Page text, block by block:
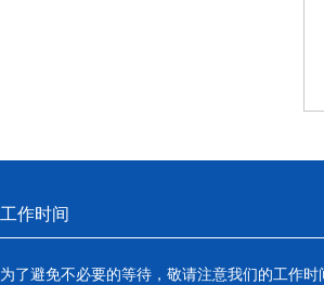
工作时间
为了避免不必要的等待，敬请注意我们的工作时